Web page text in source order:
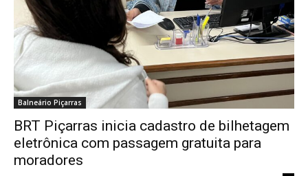
Balneário Piçarras
BRT Piçarras inicia cadastro de bilhetagem
eletrônica com passagem gratuita para
moradores